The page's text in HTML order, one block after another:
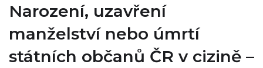
Narození, uzavření
manželství nebo úmrtí
státních občanů ČR v cizině –